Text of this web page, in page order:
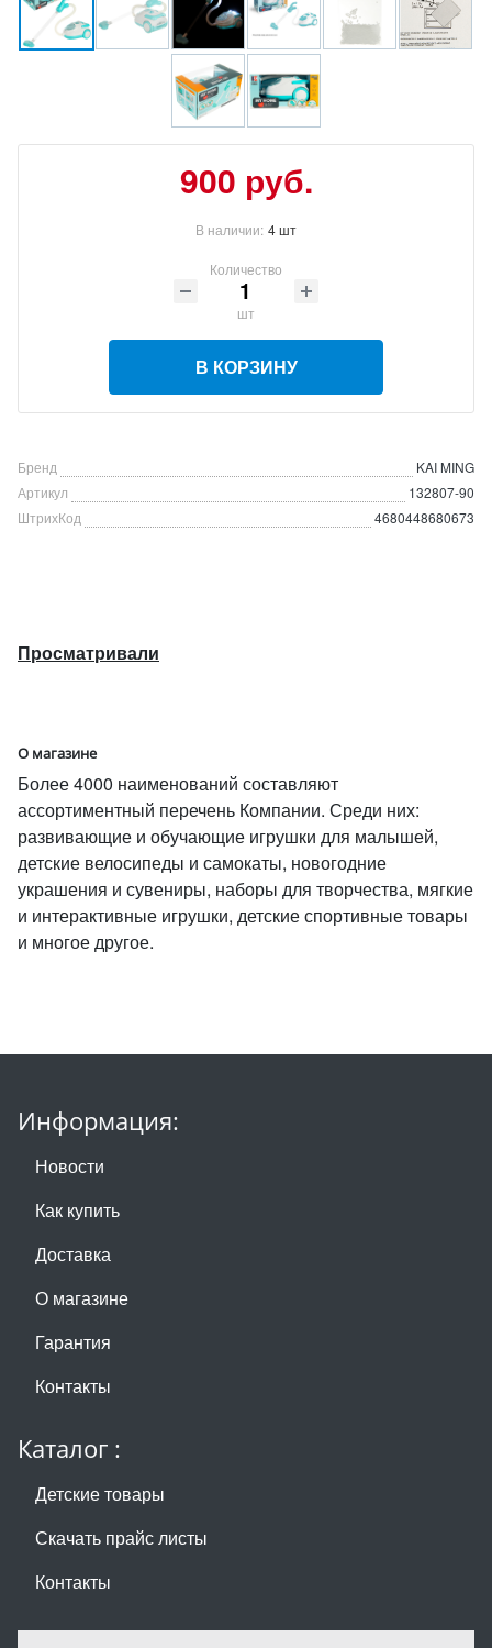
900 руб.
В наличии: 4 шт
Количество
шт
В КОРЗИНУ
Бренд
KAI MING
Артикул
132807-90
ШтрихКод
4680448680673
Просматривали
О магазине
Более 4000 наименований составляют
ассортиментный перечень Компании. Среди них:
развивающие и обучающие игрушки для малышей,
детские велосипеды и самокаты, новогодние
украшения и сувениры, наборы для творчества, мягкие
и интерактивные игрушки, детские спортивные товары
и многое другое.
Информация:
Новости
Как купить
Доставка
О магазине
Гарантия
Контакты
Каталог :
Детские товары
Скачать прайс листы
Контакты